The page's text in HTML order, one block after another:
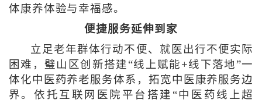
体康养体验与幸福感。
便捷服务延伸到家
立足老年群体行动不便、就医出行不便实际
困难，璧山区创新搭建“线上赋能+线下落地”一
体化中医药养老服务体系，拓宽中医康养服务边
界。依托互联网医院平台搭建“中医药线上超